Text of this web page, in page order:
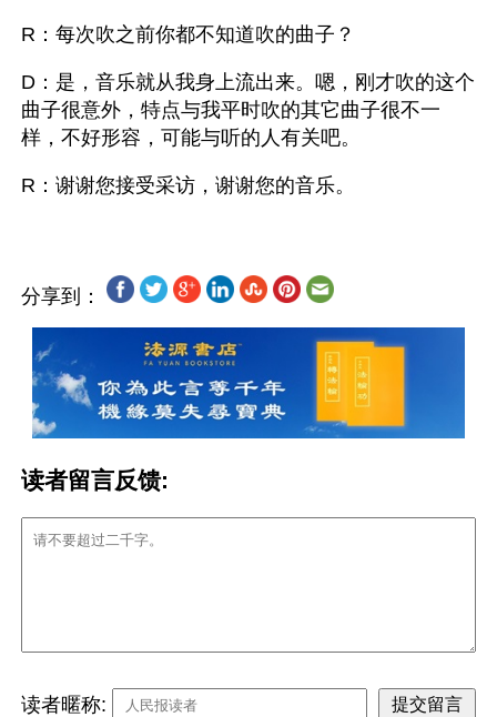
R：每次吹之前你都不知道吹的曲子？
D：是，音乐就从我身上流出来。嗯，刚才吹的这个
曲子很意外，特点与我平时吹的其它曲子很不一
样，不好形容，可能与听的人有关吧。
分享到：
读者留言反馈:
读者暱称: